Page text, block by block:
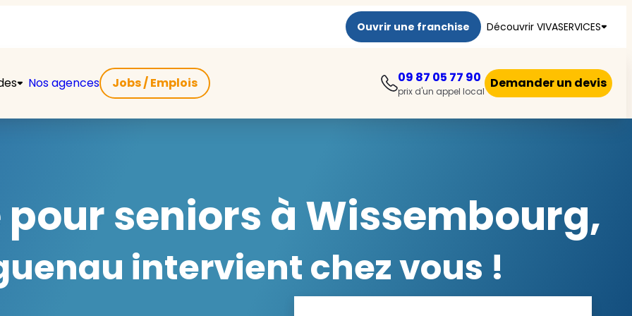
Ouvrir une franchise Découvrir VIVASERVICES
Nos agences Jobs / Emplois 09 87 05 77 90
prix d'un appel local
Demander un devis
seniors à Wissembourg,
intervient chez vous !